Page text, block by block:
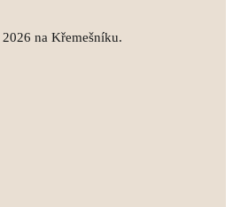
na Křemešníku.